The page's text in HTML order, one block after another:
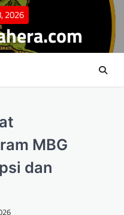
2026
MBG
dan